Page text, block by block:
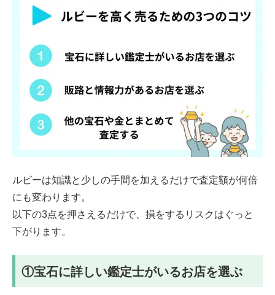
ルビーは知識と少しの手間を加えるだけで査定額が何倍
にも変わります。
以下の3点を押さえるだけで、損をするリスクはぐっと
下がります。
①宝石に詳しい鑑定士がいるお店を選ぶ